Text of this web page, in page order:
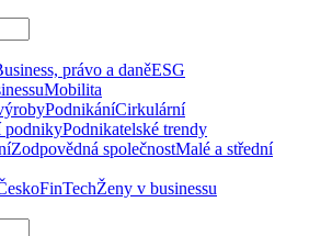
právo a daněESG
Mobilita
PodnikáníCirkulární
podnikyPodnikatelské trendy
Zodpovědná společnostMalé a střední
FinTechŽeny v businessu